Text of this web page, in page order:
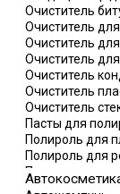
Очиститель
Очиститель
Очиститель
Очиститель
Очиститель
Очиститель
Очиститель
Пасты для
Полироль для
Полироль для
Полотенца и